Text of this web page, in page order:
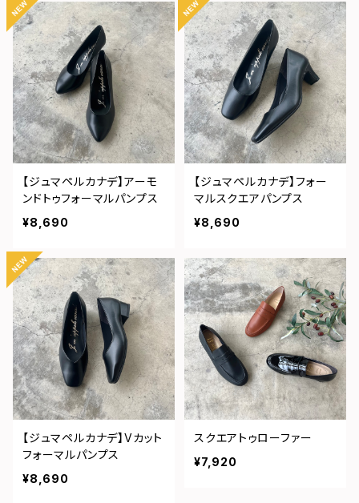
【ジュマペルカナデ】アーモ
ンドトゥフォーマルパンプス
¥8,690
【ジュマペルカナデ】フォー
マルスクエアパンプス
¥8,690
【ジュマペルカナデ】Vカット
フォーマルパンプス
¥8,690
スクエアトゥローファー
¥7,920